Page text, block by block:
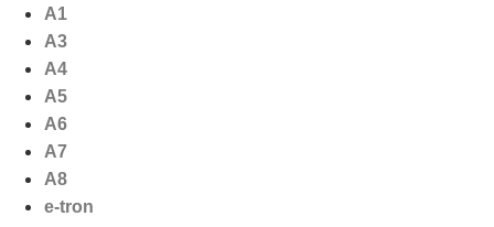
naar
inhoud
A1
A3
A4
A5
A6
A7
A8
e-tron